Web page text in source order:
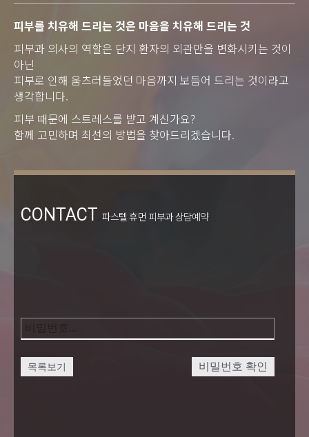
피부를 치유해 드리는 것은 마음을 치유해 드리는 것
피부과 의사의 역할은 단지 환자의 외관만을 변화시키는 것이
아닌
피부로 인해 움츠러들었던 마음까지 보듬어 드리는 것이라고
생각합니다.
피부 때문에 스트레스를 받고 계신가요?
함께 고민하며 최선의 방법을 찾아드리겠습니다.
CONTACT 파스텔 휴먼 피부과 상담예약
목록보기 비밀번호 확인